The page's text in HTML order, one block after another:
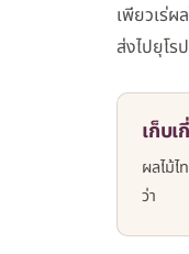
เพียวเร่
ส่งไปยุโร
เก็บ
ผลไม้
ว่า